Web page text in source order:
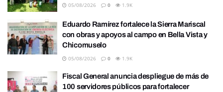
05/08/2026 0 1.9K
Eduardo Ramírez fortalece la Sierra Mariscal
con obras y apoyos al campo en Bella Vista y
Chicomuselo
05/08/2026 0 1.9K
Fiscal General anuncia despliegue de más de
100 servidores públicos para fortalecer